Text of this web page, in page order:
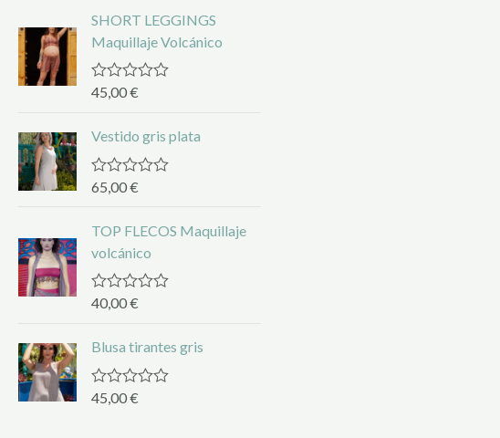
e
0
o
u
t
5
SHORT LEGGINGS
Maquillaje Volcánico
R
e
0
o
u
o
f
5
45,00€
Vestido gris plata
R
e
0
o
u
t
5
65,00€
TOP FLECOS Maquillaje
volcánico
R
e
0
u
40,00€
Blusa tirantes gris
R
45,00€